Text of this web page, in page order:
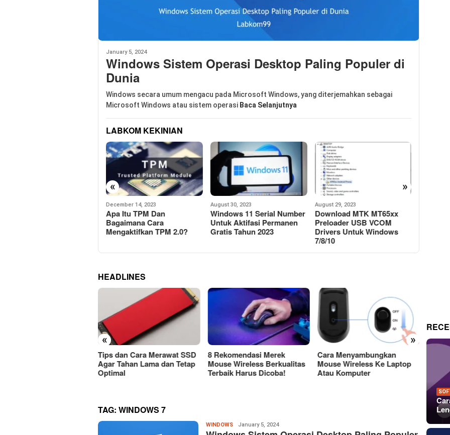
January 5, 2024
Windows Sistem Operasi Desktop Paling Populer di
Dunia
Windows secara umum mengacu pada Microsoft Windows, yang diterjemahkan sebagai
Microsoft Windows atau sistem operasi Baca Selanjutnya
LABKOM KEKINIAN
« »
August 30, 2023
Windows 11 Serial Number
Untuk Aktifasi Permanen
Gratis Tahun 2023
August 29, 2023
Download MTK MT65xx
Preloader USB VCOM
Drivers Untuk Windows
March 31, 2023
Windows 12 Rilis Lebih
Aman Dan Digerakkan
Oleh AI
HEADLINES
« »
8 Rekomendasi Merek
Mouse Wireless Berkualitas
Terbaik Harus Dicoba!
Cara Menyambungkan
Mouse Wireless Ke Laptop
Atau Komputer
Perbedaan Antara Layar
OLED Dan LCD Mana Yang
Lebih Baik?
15
Dan
TAG: WINDOWS 7
WINDOWSWanglu
Piao
January 5, 2024